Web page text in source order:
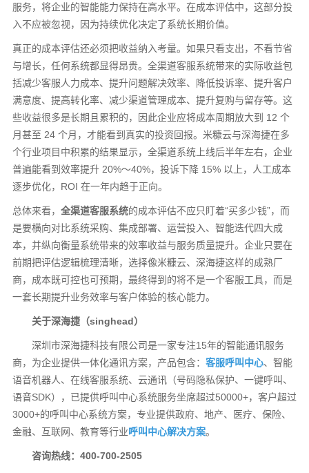
服务，将企业的智能能力保持在高水平。在成本评估中，这部分投
入不应被忽视，因为持续优化决定了系统长期价值。
真正的成本评估还必须把收益纳入考量。如果只看支出，不看节省
与增长，任何系统都显得昂贵。全渠道客服系统带来的实际收益包
括减少客服人力成本、提升问题解决效率、降低投诉率、提升客户
满意度、提高转化率、减少渠道管理成本、提升复购与留存等。这
些收益很多是长期且累积的，因此企业应将成本周期放大到 12 个
月甚至 24 个月，才能看到真实的投资回报。米糠云与深海捷在多
个行业项目中积累的结果显示，全渠道系统上线后半年左右，企业
普遍能看到效率提升 20%～40%，投诉下降 15% 以上，人工成本
逐步优化，ROI 在一年内趋于正向。
总体来看， 全渠道客服系统的成本评估不应只盯着“买多少钱”，而
是要横向对比系统采购、集成部署、运营投入、智能迭代四大成
本，并纵向衡量系统带来的效率收益与服务质量提升。企业只要在
前期把评估逻辑梳理清晰，选择像米糠云、深海捷这样的成熟厂
商，成本既可控也可预期，最终得到的将不是一个客服工具，而是
一套长期提升业务效率与客户体验的核心能力。
关于深海捷（singhead）
深圳市深海捷科技有限公司是一家专注15年的智能通讯服务
商，为企业提供一体化通讯方案，产品包含： 客服呼叫中心、智能
语音机器人、在线客服系统、云通讯（号码隐私保护、一键呼叫、
语音SDK），已提供呼叫中心系统服务坐席超过50000+，客户超过
3000+的呼叫中心系统方案，专业提供政府、地产、医疗、保险、
金融、互联网、教育等行业呼叫中心解决方案。
咨询热线：400-700-2505